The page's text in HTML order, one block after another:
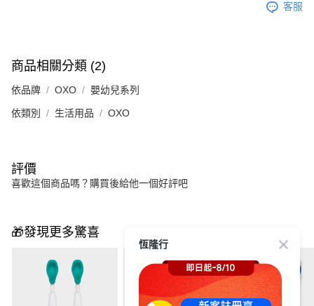
客服
商品相關分類 (2)
依品牌 OXO 嬰幼兒系列
依類別 生活用品 OXO
評價
喜歡這個商品嗎？購買後給他一個好評吧
🎁發現更多驚喜
恆隆行